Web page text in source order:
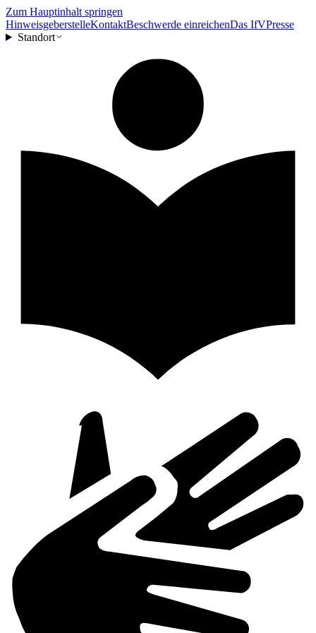
Zum Hauptinhalt springen
HinweisgeberstelleKontaktBeschwerde einreichenDas IfVPresse
Standort